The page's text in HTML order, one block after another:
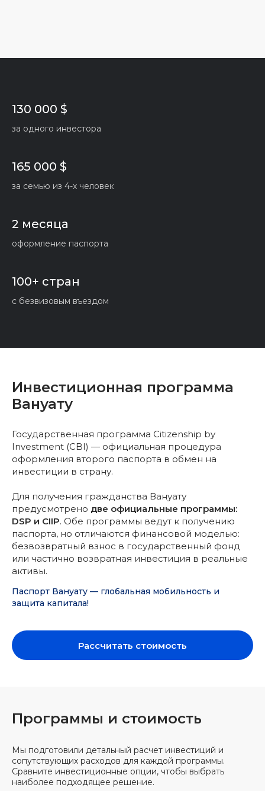
130 000 $
за одного инвестора
165 000 $
за семью из 4-х человек
2 месяца
оформление паспорта
100+ стран
с безвизовым въездом
Инвестиционная программа
Вануату
Государственная программа Citizenship by
Investment (CBI) — официальная процедура
оформления второго паспорта в обмен на
инвестиции в страну.
Для получения гражданства Вануату
предусмотрено две официальные программы:
DSP и CIIP. Обе программы ведут к получению
паспорта, но отличаются финансовой моделью:
безвозвратный взнос в государственный фонд
или частично возвратная инвестиция в реальные
активы.
Паспорт Вануату — глобальная мобильность и
защита капитала!
Рассчитать стоимость
Программы и стоимость
Мы подготовили детальный расчет инвестиций и
сопутствующих расходов для каждой программы.
Сравните инвестиционные опции, чтобы выбрать
наиболее подходящее решение.